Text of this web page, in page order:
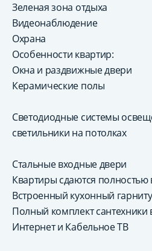
Зеленая зона отдыха
Видеонаблюдение
Охрана
Особенности квартир:
Окна и раздвижные двери
Керамические полы
Светодиодные системы
светильники на потолках
Стальные входные двери
Квартиры сдаются полностью
Встроенный кухонный
Полный комплект сантехники
Интернет и Кабельное ТВ